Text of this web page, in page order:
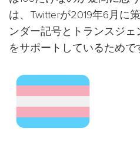
は、Twitterが2019年6月に
ンダー記号とトランスジ
をサポートしているためで